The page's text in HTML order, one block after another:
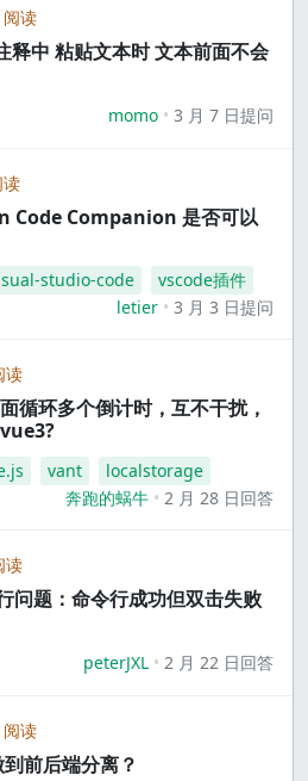
阅读
释中 粘贴文本时 文本前面不会
momo 3 月 7 日提问
读
Code Companion 是否可以
studio-code
vscode插件
letier
3 月 3 日提问
读
循环多个倒计时，互不干扰，
vant
localstorage
奔跑的蜗牛
2 月 28 日回答
读
题：命令行成功但双击失败
peterJXL 2 月 22 日回答
阅读
前后端分离？